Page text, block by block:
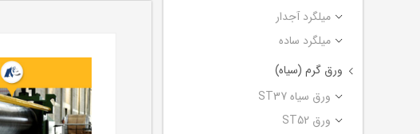
میلگرد آجدار
میلگرد ساده
ورق گرم (سیاه)
ورق سیاه ST37
ورق ST52